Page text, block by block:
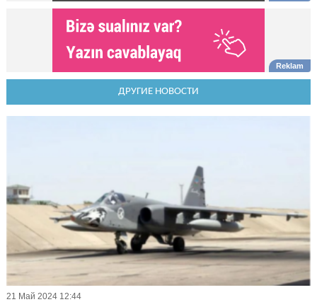
ДРУГИЕ НОВОСТИ
21 Май 2024 12:44